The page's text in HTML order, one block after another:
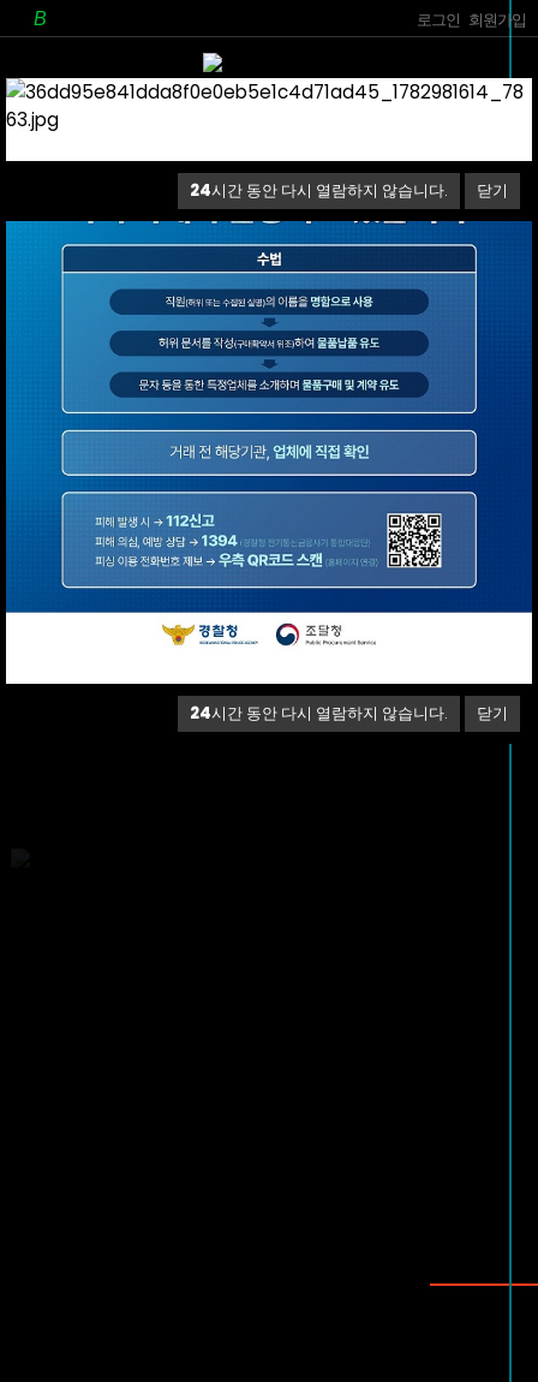
24시간 동안 다시 열람하지 않습니다. 닫기
24시간 동안 다시 열람하지 않습니다.
닫기
24시간 동안 다시 열람하지 않습니다. 닫기
24시간 동안 다시 열람하지 않습니다. 닫기
24시간 동안 다시 열람하지 않습니다. 닫기
로그인 회원가입